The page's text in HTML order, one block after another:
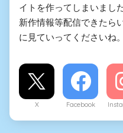
イトを作ってしまいまし
新作情報等配信できたら
に見ていってくださいね。
X Facebook